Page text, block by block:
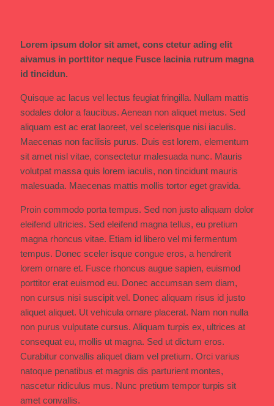
Lorem ipsum dolor sit amet, cons ctetur ading elit
aivamus in porttitor neque Fusce lacinia rutrum magna
id tincidun.
Quisque ac lacus vel lectus feugiat fringilla. Nullam mattis
sodales dolor a faucibus. Aenean non aliquet metus. Sed
aliquam est ac erat laoreet, vel scelerisque nisi iaculis.
Maecenas non facilisis purus. Duis est lorem, elementum
sit amet nisl vitae, consectetur malesuada nunc. Mauris
volutpat massa quis lorem iaculis, non tincidunt mauris
malesuada. Maecenas mattis mollis tortor eget gravida.
Proin commodo porta tempus. Sed non justo aliquam dolor
eleifend ultricies. Sed eleifend magna tellus, eu pretium
magna rhoncus vitae. Etiam id libero vel mi fermentum
tempus. Donec sceler isque congue eros, a hendrerit
lorem ornare et. Fusce rhoncus augue sapien, euismod
porttitor erat euismod eu. Donec accumsan sem diam,
non cursus nisi suscipit vel. Donec aliquam risus id justo
aliquet aliquet. Ut vehicula ornare placerat. Nam non nulla
non purus vulputate cursus. Aliquam turpis ex, ultrices at
consequat eu, mollis ut magna. Sed ut dictum eros.
Curabitur convallis aliquet diam vel pretium. Orci varius
natoque penatibus et magnis dis parturient montes,
nascetur ridiculus mus. Nunc pretium tempor turpis sit
amet convallis.